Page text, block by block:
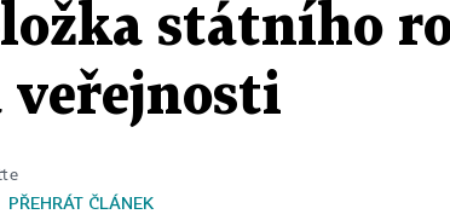
státního
veřejnosti
PŘEHRÁT ČLÁNEK